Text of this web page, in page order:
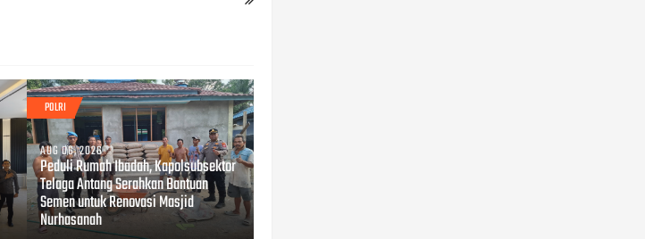
POLRI
AUG 06, 2026
Peduli Rumah Ibadah, Kapolsubsektor
Telaga Antang Serahkan Bantuan
Semen untuk Renovasi Masjid
Nurhasanah